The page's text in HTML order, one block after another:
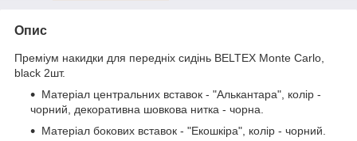
Опис
Преміум накидки для передніх сидінь BELTEX Monte Carlo,
black 2шт.
Матеріал центральних вставок - "Алькантара", колір -
чорний, декоративна шовкова нитка - чорна.
Матеріал бокових вставок - "Екошкіра", колір - чорний.